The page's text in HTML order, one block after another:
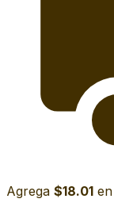
Agrega $18.01